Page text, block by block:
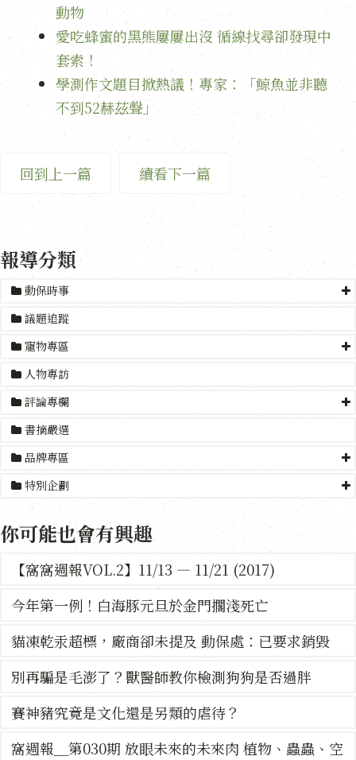
動物
愛吃蜂蜜的黑熊屢屢出沒 循線找尋卻發現中
套索！
學測作文題目掀熱議！專家：「鯨魚並非聽
不到52赫茲聲」
回到上一篇 續看下一篇
報導分類
動保時事
議題追蹤
寵物專區
人物專訪
評論專欄
書摘嚴選
品牌專區
特別企劃
你可能也會有興趣
【窩窩週報VOL.2】11/13 — 11/21 (2017)
今年第一例！白海豚元旦於金門擱淺死亡
貓凍乾汞超標，廠商卻未提及 動保處：已要求銷毀
別再騙是毛澎了？獸醫師教你檢測狗狗是否過胖
賽神豬究竟是文化還是另類的虐待？
窩週報＿第030期 放眼未來的未來肉 植物、蟲蟲、空